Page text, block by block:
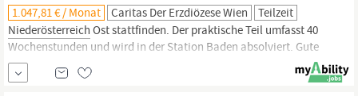
1.047,81 € / Monat Caritas Der Erzdiözese Wien
Teilzeit
Niederösterreich Ost stattfinden. Der praktische Teil umfasst 40
Wochenstunden und wird in der Station Baden absolviert. Gute
Deutschkenntnisse und der Führerschein B sind erforderlich. Die
Dienste nach Ausbildungsabschluss finden von Montag bis